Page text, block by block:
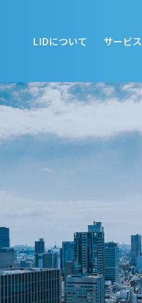
LIDについて サービス